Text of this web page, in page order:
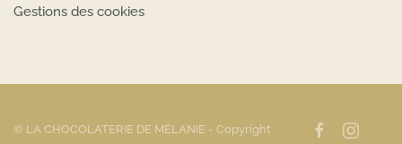
Gestions des cookies
© LA CHOCOLATERIE DE MÉLANIE - Copyright